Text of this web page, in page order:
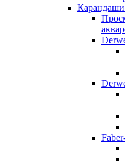
Карандаши